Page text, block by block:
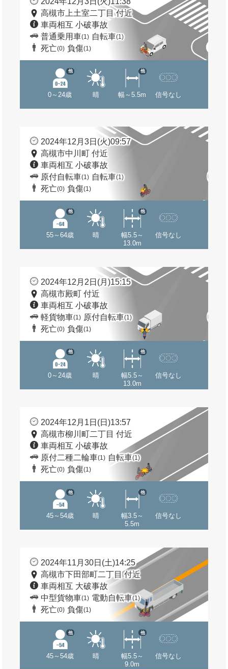
高槻市上土室二丁目 付近
車両相互 小破事故
普通乗用車(1) 自転車(1)
死亡(0) 負傷(1)
0～24歳
他
晴 幅～5.5m
他
信号なし
2024年12月3日(火)09:57
高槻市中川町 付近
車両相互 小破事故
原付自転車(1) 自転車(1)
死亡(0) 負傷(1)
55～64歳
他
晴
幅5.5～
13.0m
他
信号なし
2024年12月2日(月)15:15
高槻市殿町 付近
車両相互 小破事故
軽貨物車(1) 原付自転車(1)
死亡(0) 負傷(1)
0～24歳
他
晴
幅5.5～
13.0m
他
信号なし
2024年12月1日(日)13:57
高槻市柳川町二丁目 付近
車両相互 小破事故
原付二種二輪車(1) 自転車(1)
死亡(0) 負傷(1)
45～54歳
他
晴
幅3.5～
5.5m
他
信号なし
2024年11月30日(土)14:25
高槻市下田部町二丁目 付近
車両相互 大破事故
中型貨物車(1) 電動自転車(1)
死亡(0) 負傷(1)
45～54歳
他
晴
幅5.5～
9.0m
他
信号なし